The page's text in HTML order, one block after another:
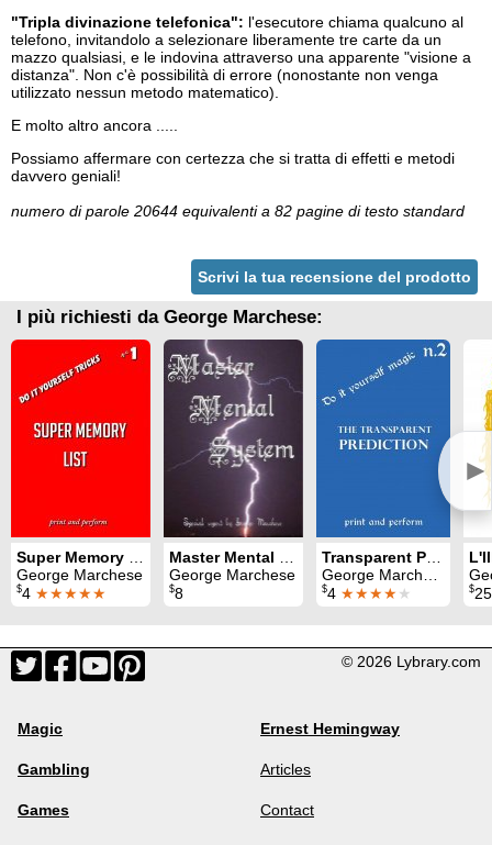
"Tripla divinazione telefonica": l'esecutore chiama qualcuno al
telefono, invitandolo a selezionare liberamente tre carte da un
mazzo qualsiasi, e le indovina attraverso una apparente "visione a
distanza". Non c'è possibilità di errore (nonostante non venga
utilizzato nessun metodo matematico).
E molto altro ancora .....
Possiamo affermare con certezza che si tratta di effetti e metodi
davvero geniali!
numero di parole 20644 equivalenti a 82 pagine di testo standard
Scrivi la tua recensione del prodotto
I più richiesti da George Marchese:
►
George Marchese
$4 ★★★★★
George Marchese
$8
George Marchese
$4 ★★★★★ $25
© 2026 Lybrary.com
Magic
Gambling
Games
Ernest Hemingway
Articles
Contact